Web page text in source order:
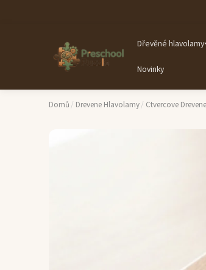
Dřevěné hlavolamy
Novinky
Domů / Drevene Hlavolamy/ Ctvercove